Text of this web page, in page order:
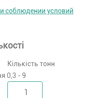
соблюдении условий
Кількість тонн
0,3 - 9